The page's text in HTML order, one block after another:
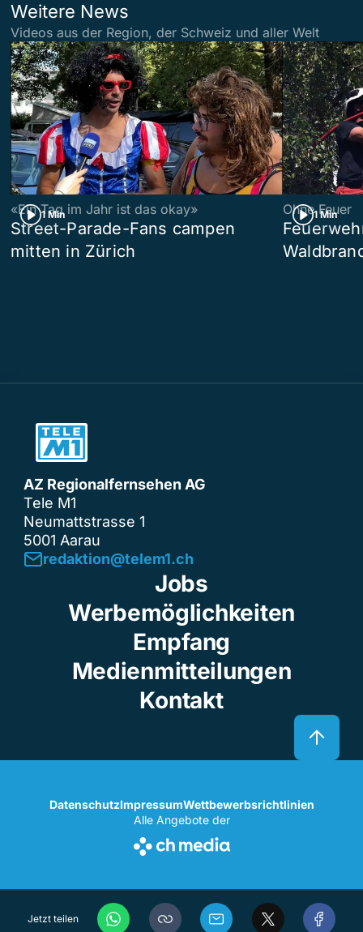
Jetzt teilen
Weitere News
Videos aus der Region, der Schweiz und aller Welt
1 Min
«Ein Tag im Jahr ist das okay»
Street-Parade-Fans campen
mitten in Zürich
1 Min
Ohne Feuer
AZ Regionalfernsehen AG
Tele M1
Neumattstrasse 1
5001 Aarau
redaktion@telem1.ch
Jobs
Werbemöglichkeiten
Empfang
Medienmitteilungen
Kontakt
DatenschutzImpressumWettbewerbsrichtlinien
Alle Angebote der